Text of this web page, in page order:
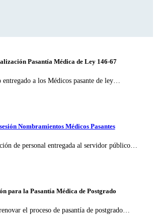
Pasantía Médica de Ley 146-67
entregado a los Médicos pasante de ley…
Nombramientos Médicos Pasantes
de personal entregada al servidor público…
para la Pasantía Médica de Postgrado
el proceso de pasantía de postgrado…